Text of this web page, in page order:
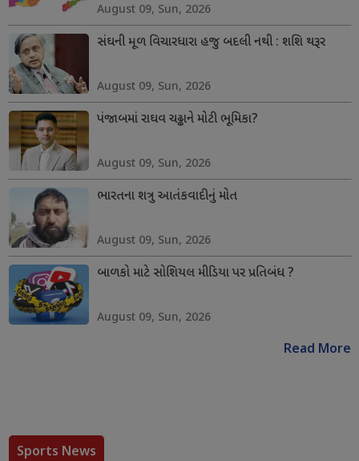
August 09, Sun, 2026
સંઘની મૂળ વિચારધારા હજુ બદલી નથી : શશિ થરૂર
August 09, Sun, 2026
પંજાબમાં રાઘવ ચઢ્ઢાને મોટી ભૂમિકા?
August 09, Sun, 2026
ભારતના શત્રુ આતંકવાદીનું મોત
August 09, Sun, 2026
બાળકો માટે સોશિયલ મીડિયા પર પ્રતિબંધ ?
August 09, Sun, 2026
Read More
Sports News